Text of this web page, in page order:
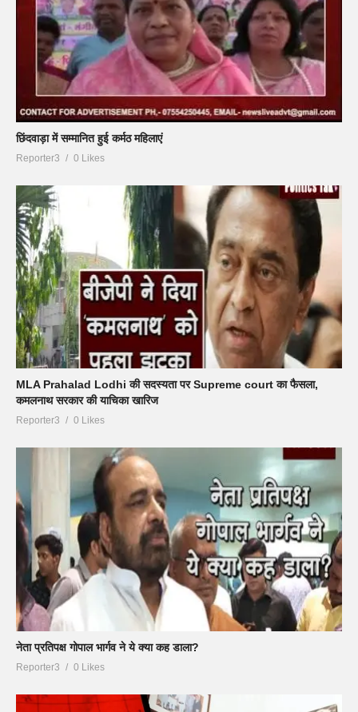
छिंदवाड़ा में सम्मानित हुई कर्मठ महिलाएं
Reporter3 0 Likes
MLA Prahalad Lodhi की सदस्यता पर Supreme court का फैसला,
कमलनाथ सरकार की याचिका खारिज
Reporter3 0 Likes
नेता प्रतिपक्ष गोपाल भार्गव ने ये क्या कह डाला?
Reporter3 0 Likes